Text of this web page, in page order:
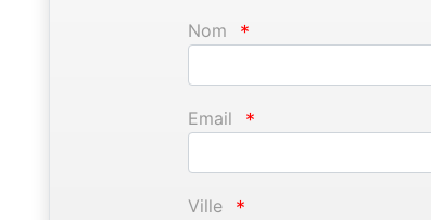
Nom *
Email *
Ville *